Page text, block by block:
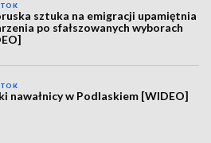
sztuka na emigracji upamiętnia
po sfałszowanych wyborach
nawałnicy w Podlaskiem [WIDEO]